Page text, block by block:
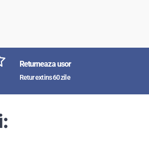
Returneaza usor
Retur extins 60 zile